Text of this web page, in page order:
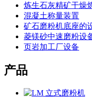
炼生石灰精矿干燥
混凝土称量装置
矿石磨粉机底座的
菱镁砂中速磨粉设
页岩加工厂设备
产品